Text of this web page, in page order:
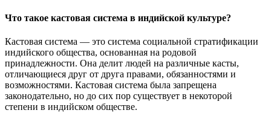
Что такое кастовая система в индийской культуре?
Кастовая система — это система социальной стратификации
индийского общества, основанная на родовой
принадлежности. Она делит людей на различные касты,
отличающиеся друг от друга правами, обязанностями и
возможностями. Кастовая система была запрещена
законодательно, но до сих пор существует в некоторой
степени в индийском обществе.